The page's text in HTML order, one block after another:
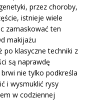
przez choroby,
istnieje wiele
zamaskować ten
makijażu
po klasyczne techniki z
są naprawdę
nie tylko podkreśla
i wysmuklić rysy
w codziennej